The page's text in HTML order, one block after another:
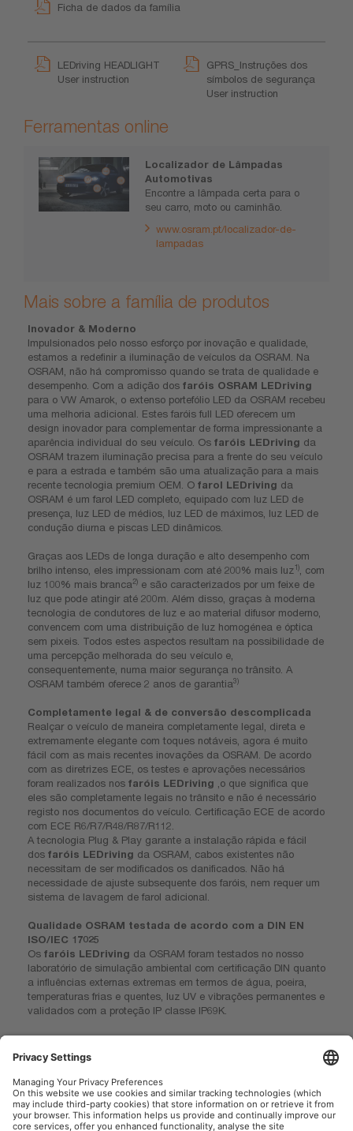
Ficha de dados da família
LEDriving HEADLIGHT
User instruction
GPRS_Instruções dos
símbolos de segurança
User instruction
Ferramentas online
Localizador de Lâmpadas
Automotivas
Encontre a lâmpada certa para o
seu carro, moto ou caminhão.
www.osram.pt/localizador-de-
lampadas
Mais sobre a família de produtos
Inovador & Moderno
Impulsionados pelo nosso esforço por inovação e qualidade,
estamos a redefinir a iluminação de veículos da OSRAM. Na
OSRAM, não há compromisso quando se trata de qualidade e
desempenho. Com a adição dos faróis OSRAM LEDriving
para o VW Amarok, o extenso portefólio LED da OSRAM recebeu
uma melhoria adicional. Estes faróis full LED oferecem um
design inovador para complementar de forma impressionante a
aparência individual do seu veículo. Os faróis LEDriving da
OSRAM trazem iluminação precisa para a frente do seu veículo
e para a estrada e também são uma atualização para a mais
recente tecnologia premium OEM. O farol LEDriving da
OSRAM é um farol LED completo, equipado com luz LED de
presença, luz LED de médios, luz LED de máximos, luz LED de
condução diurna e piscas LED dinâmicos.
Graças aos LEDs de longa duração e alto desempenho com
brilho intenso, eles impressionam com até 200% mais luz1)
, com
luz 100% mais branca2) e são caracterizados por um feixe de
luz que pode atingir até 200m. Além disso, graças à moderna
tecnologia de condutores de luz e ao material difusor moderno,
convencem com uma distribuição de luz homogénea e óptica
sem pixeis. Todos estes aspectos resultam na possibilidade de
uma percepção melhorada do seu veículo e,
consequentemente, numa maior segurança no trânsito. A
OSRAM também oferece 2 anos de garantia3)
Completamente legal & de conversão descomplicada
Realçar o veículo de maneira completamente legal, direta e
extremamente elegante com toques notáveis, agora é muito
fácil com as mais recentes inovações da OSRAM. De acordo
com as diretrizes ECE, os testes e aprovações necessários
foram realizados nos faróis LEDriving ,o que significa que
eles são completamente legais no trânsito e não é necessário
registo nos documentos do veículo. Certificação ECE de acordo
com ECE R6/R7/R48/R87/R112.
A tecnologia Plug & Play garante a instalação rápida e fácil
dos faróis LEDriving da OSRAM, cabos existentes não
necessitam de ser modificados os danificados. Não há
necessidade de ajuste subsequente dos faróis, nem requer um
sistema de lavagem de farol adicional.
Qualidade OSRAM testada de acordo com a DIN EN
ISO/IEC 17025
Os faróis LEDriving da OSRAM foram testados no nosso
laboratório de simulação ambiental com certificação DIN quanto
a influências externas extremas em termos de água, poeira,
temperaturas frias e quentes, luz UV e vibrações permanentes e
validados com a proteção IP classe IP69K.
Ligue-se ao WOW com os faróis OSRAM LEDriving
2)Comparado com faróis de halogéneo standard
3)Para condições precisas, aceda a: www.osram.com/am-guarantee